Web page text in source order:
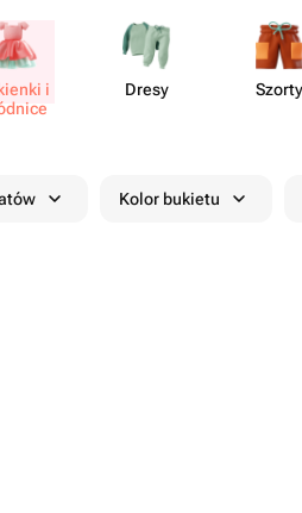
i
Dresy Szorty
Kolor bukietu